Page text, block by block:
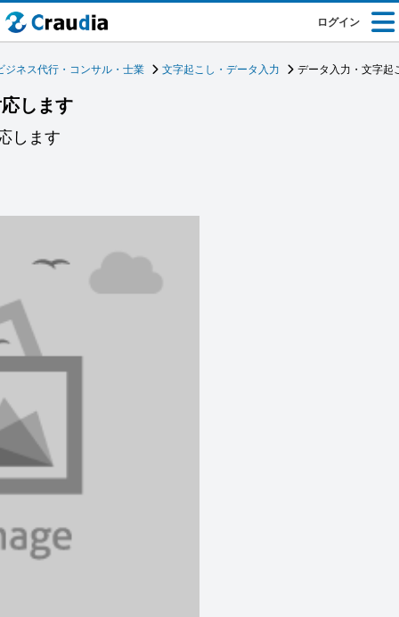
ログイン
ジネス代行・コンサル・士業 文字起こし・データ入力 データ入力・文字起
します
します